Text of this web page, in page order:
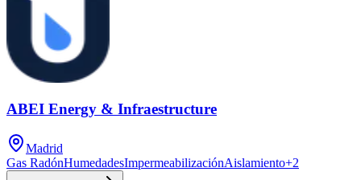
ABEI Energy & Infraestructure
Madrid
Gas RadónHumedadesImpermeabilizaciónAislamiento+2